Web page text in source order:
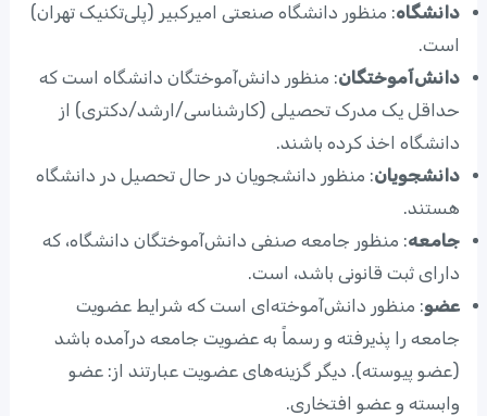
دانشگاه: منظور دانشگاه صنعتی امیرکبیر (پلی‌تکنیک تهران)
است.
دانش‌آموختگان: منظور دانش‌آموختگان دانشگاه است که
حداقل یک مدرک تحصیلی (کارشناسی/ارشد/دکتری) از
دانشگاه اخذ کرده باشند.
دانشجویان: منظور دانشجویان در حال تحصیل در دانشگاه
هستند.
جامعه: منظور جامعه صنفی دانش‌آموختگان دانشگاه، که
دارای ثبت قانونی باشد، است.
عضو: منظور دانش‌آموخته‌ای است که شرایط عضویت
جامعه را پذیرفته و رسماً به عضویت جامعه درآمده باشد
(عضو پیوسته). دیگر گزینه‌های عضویت عبارتند از: عضو
وابسته و عضو افتخاری.